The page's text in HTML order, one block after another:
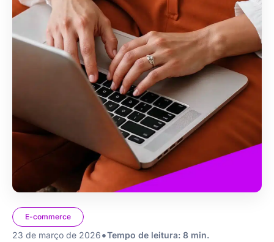
E-commerce
23 de março de 2026•Tempo de leitura: 8 min.